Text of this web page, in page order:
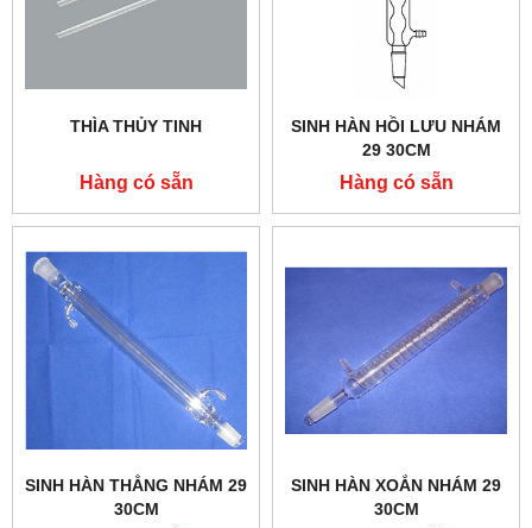
THÌA THỦY TINH
Hàng có sẵn
SINH HÀN HỒI LƯU NHÁM
29 30CM
Hàng có sẵn
SINH HÀN THẲNG NHÁM 29
30CM
SINH HÀN XOẮN NHÁM 29
30CM